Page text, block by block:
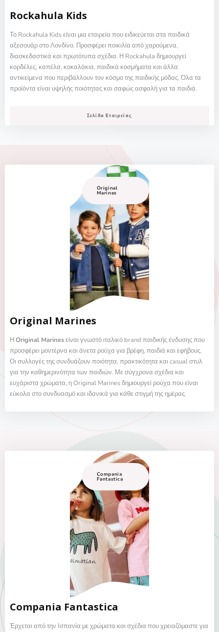
Rockahula Kids
Το Rockahula Kids είναι μια εταιρεία που ειδικεύεται στα παιδικά
αξεσουάρ στο Λονδίνο. Προσφέρει ποικιλία από χαρούμενα,
διασκεδαστικά και πρωτότυπα σχέδια. Η Rockahula δημιουργεί
κορδέλες, καπέλα, κοκαλάκια, παιδικά κοσμήματα και άλλα
αντικείμενα που περιβάλλουν τον κόσμο της παιδικής μόδας. Όλα τα
προϊόντα είναι υψηλής ποιότητας και σαφώς ασφαλή για τα παιδιά.
Σελίδα Εταιρείας
Original
Marines
Original Marines
ΗOriginal Marinesείναι γνωστό ιταλικό brand παιδικής ένδυσης που
προσφέρει μοντέρνα και άνετα ρούχα για βρέφη, παιδιά και εφήβους.
Οι συλλογές της συνδυάζουν ποιότητα, πρακτικότητα και casual στυλ
για την καθημερινότητα των παιδιών. Με σύγχρονα σχέδια και
ευχάριστα χρώματα, η Original Marines δημιουργεί ρούχα που είναι
εύκολα στο συνδυασμό και ιδανικά για κάθε στιγμή της ημέρας.
Compania
Fantastica
Compania Fantastica
Έρχεται από την Ισπανία με χρώματα και σχέδια που χρειαζόμαστε για